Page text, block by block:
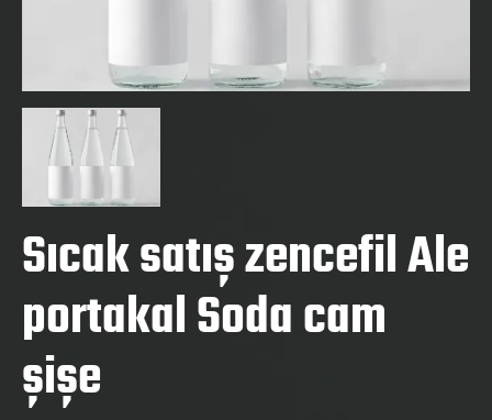
Sıcak satış zencefil Ale
portakal Soda cam
şişe